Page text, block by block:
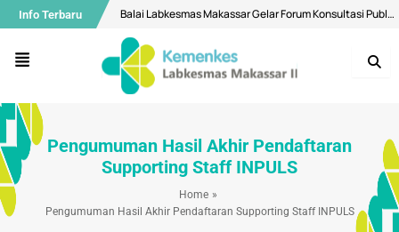
Info Terbaru
Balai Labkesmas Makassar Gelar Forum Konsultasi Publik, Perkuat Komitmen Pelayanan Prima dan Integritas
Selamat Hari Ulang Tahun ke-28 Balai Labkesmas Batam!
Motivasi Ramadhan, Bangun Konsistensi Ibadah Kepada Allah Yang Maha Kuasa
Menu
Pengumuman Hasil Akhir Pendaftaran
Supporting Staff INPULS
Home
Pengumuman Hasil Akhir Pendaftaran Supporting Staff INPULS